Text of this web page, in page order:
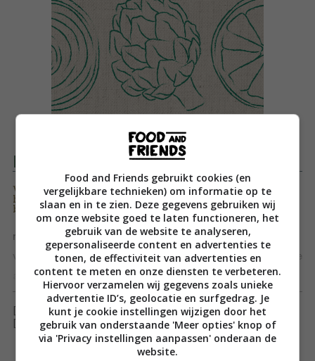
Productomschrijving
Vegan recepten van Antoinette Hertsenberg en
haar dochter Eva Koffeman, die je keer op keer
blijft maken
nGoede kookboeken zitten onder de vlekken. Maak
voor dit boek geen ruimte op je boekenplank maar op je
aanrecht. Antoinette en haar dochter Eva staan al ruim
10 jaar met veel plezier samen in de keuken en delen
hun vegan classics met jou. Dit zijn de recepten die
Antoinette en Eva steeds weer maken. En jij straks ook.
Niet alleen omdat ze vegan zijn, maar omdat ze
Toon meer
[ywfbt_form product_id="35801"]
[recently_viewed_products]
Food and Friends gebruikt cookies (en
vergelijkbare technieken) om informatie op te
slaan en in te zien. Deze gegevens gebruiken wij
om onze website goed te laten functioneren, het
gebruik van de website te analyseren,
gepersonaliseerde content en advertenties te
tonen, de effectiviteit van advertenties en
content te meten en onze diensten te verbeteren.
Hiervoor verzamelen wij gegevens zoals unieke
advertentie ID’s, geolocatie en surfgedrag. Je
kunt je cookie instellingen wijzigen door het
gebruik van onderstaande 'Meer opties' knop of
via 'Privacy instellingen aanpassen' onderaan de
website.